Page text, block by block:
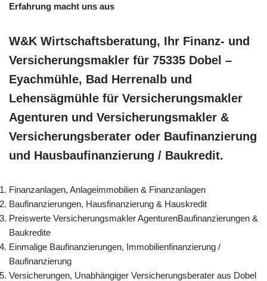
Erfahrung macht uns aus
W&K Wirtschaftsberatung, Ihr Finanz- und
Versicherungsmakler für 75335 Dobel –
Eyachmühle, Bad Herrenalb und
Lehensägmühle für Versicherungsmakler
Agenturen und Versicherungsmakler &
Versicherungsberater oder Baufinanzierung
und Hausbaufinanzierung / Baukredit.
Finanzanlagen, Anlageimmobilien & Finanzanlagen
Baufinanzierungen, Hausfinanzierung & Hauskredit
Preiswerte Versicherungsmakler AgenturenBaufinanzierungen &
Baukredite
Einmalige Baufinanzierungen, Immobilienfinanzierung /
Baufinanzierung
Versicherungen, Unabhängiger Versicherungsberater aus Dobel